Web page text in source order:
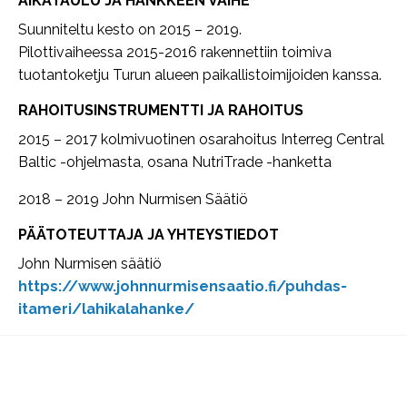
Suunniteltu kesto on 2015 – 2019.
Pilottivaiheessa 2015-2016 rakennettiin toimiva
tuotantoketju Turun alueen paikallistoimijoiden kanssa.
RAHOITUSINSTRUMENTTI JA RAHOITUS
2015 – 2017 kolmivuotinen osarahoitus Interreg Central
Baltic -ohjelmasta, osana NutriTrade -hanketta
2018 – 2019 John Nurmisen Säätiö
PÄÄTOTEUTTAJA JA YHTEYSTIEDOT
John Nurmisen säätiö
https://www.johnnurmisensaatio.fi/puhdas-
itameri/lahikalahanke/